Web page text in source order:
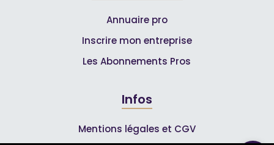
Annuaire pro
Inscrire mon entreprise
Les Abonnements Pros
Infos
Mentions légales et CGV